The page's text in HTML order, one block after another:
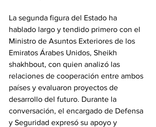
‎La segunda figura del Estado ha
hablado largo y tendido primero con el
Ministro de Asuntos Exteriores de los
Emiratos Árabes Unidos, Sheikh
shakhbout, con quien analizó las
relaciones de cooperación entre ambos
países y evaluaron proyectos de
desarrollo del futuro. Durante la
conversación, el encargado de Defensa
y Seguridad expresó su apoyo y